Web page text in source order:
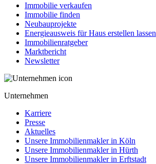
Immobilie verkaufen
Immobilie finden
Neubauprojekte
Energieausweis für Haus erstellen lassen
Immobilienratgeber
Marktbericht
Newsletter
Unternehmen
Karriere
Presse
Aktuelles
Unsere Immobilienmakler in Köln
Unsere Immobilienmakler in Hürth
Unsere Immobilienmakler in Erftstadt